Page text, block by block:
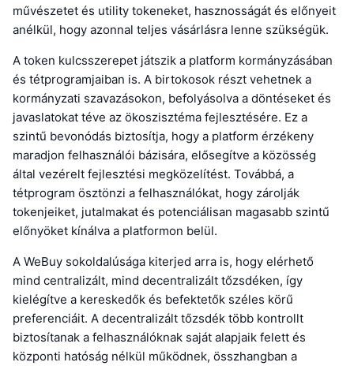
művészetet és utility tokeneket, hasznosságát és előnyeit
anélkül, hogy azonnal teljes vásárlásra lenne szükségük.
A token kulcsszerepet játszik a platform kormányzásában
és tétprogramjaiban is. A birtokosok részt vehetnek a
kormányzati szavazásokon, befolyásolva a döntéseket és
javaslatokat téve az ökoszisztéma fejlesztésére. Ez a
szintű bevonódás biztosítja, hogy a platform érzékeny
maradjon felhasználói bázisára, elősegítve a közösség
által vezérelt fejlesztési megközelítést. Továbbá, a
tétprogram ösztönzi a felhasználókat, hogy zárolják
tokenjeiket, jutalmakat és potenciálisan magasabb szintű
előnyöket kínálva a platformon belül.
A WeBuy sokoldalúsága kiterjed arra is, hogy elérhető
mind centralizált, mind decentralizált tőzsdéken, így
kielégítve a kereskedők és befektetők széles körű
preferenciáit. A decentralizált tőzsdék több kontrollt
biztosítanak a felhasználóknak saját alapjaik felett és
központi hatóság nélkül működnek, összhangban a